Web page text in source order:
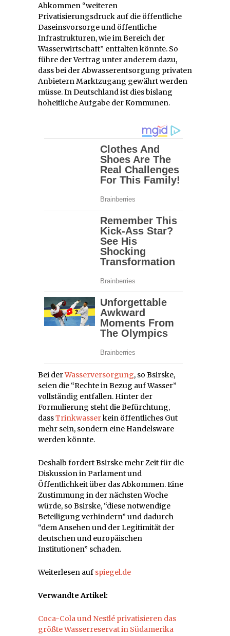
Abkommen “weiteren
Privatisierungsdruck auf die öffentliche
Daseinsvorsorge und öffentliche
Infrastrukturen, wie im Bereich der
Wasserwirtschaft” entfalten könnte. So
führe der Vertrag unter anderem dazu,
dass bei der Abwasserentsorgung privaten
Anbietern Marktzugang gewährt werden
müsse. In Deutschland ist dies bislang
hoheitliche Aufgabe der Kommunen.
Bei derWasserversorgung, so Bsirske,
seien die “Rechte in Bezug auf Wasser”
vollständig entfallen. Hinter der
Formulierung steht die Befürchtung,
dassTrinkwasserkein öffentliches Gut
mehr sein, sondern eine Handelsware
werden könnte.
Deshalb fordert Bsirske mehr Zeit für die
Diskussion in Parlament und
Öffentlichkeit über das Abkommen. Eine
Zustimmung in der nächsten Woche
würde, so Bsirske, “diese notwendige
Beteiligung verhindern” und dadurch
“dem Ansehen und der Legitimität der
deutschen und europäischen
Institutionen” schaden.
Weiterlesen auf spiegel.de
Verwandte Artikel:
Coca-Cola und Nestlé privatisieren das
größte Wasserreservat in Südamerika